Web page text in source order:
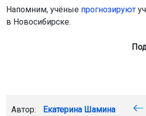
Напомним, учёные прогнозируют
в Новосибирске.
Автор: Екатерина Шамина